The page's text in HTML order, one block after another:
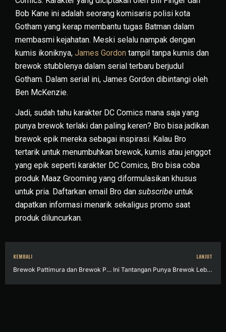
Bob Kane ini adalah seorang komisaris polisi kota
Gotham yang kerap membantu tugas Batman dalam
membasmi kejahatan. Meski selalu nampak dengan
kumis ikoniknya, James Gordon tampil tanpa kumis dan
brewok stubblenya dalam serial terbaru berjudul
Gotham. Dalam serial ini, James Gordon dibintangi oleh
Ben McKenzie.
Jadi, sudah tahu karakter DC Comics mana saja yang
punya brewok terlaki dan paling keren? Bro bisa jadikan
brewok epik mereka sebagai inspirasi. Kalau Bro
tertarik untuk menumbuhkan brewok, kumis atau jenggot
yang epik seperti karakter DC Comics, Bro bisa coba
produk Maaz Grooming yang diformulasikan khusus
untuk pria. Daftarkan email Bro dan subscribe untuk
dapatkan informasi menarik sekaligus promo saat
produk diluncurkan.
KEMBALI
Brewok Pattimura dan Brewok Pahlawan Termasyhur Lainnya dalam Sejarah
LANJUT
Ini Tantangan Punya Brewok Lebat yang Kerap Dialami Pria!